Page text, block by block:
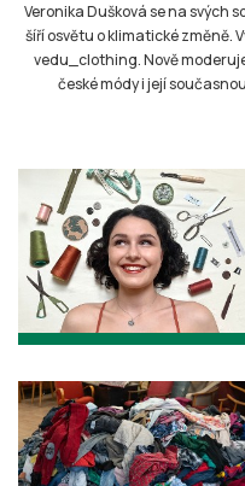
Veronika Dušková se na svých
šíří osvětu o klimatické změně.
vedu_clothing. Nově
české módy i její